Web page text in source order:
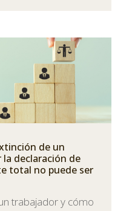
de un
declaración de
total no puede ser
trabajador y cómo